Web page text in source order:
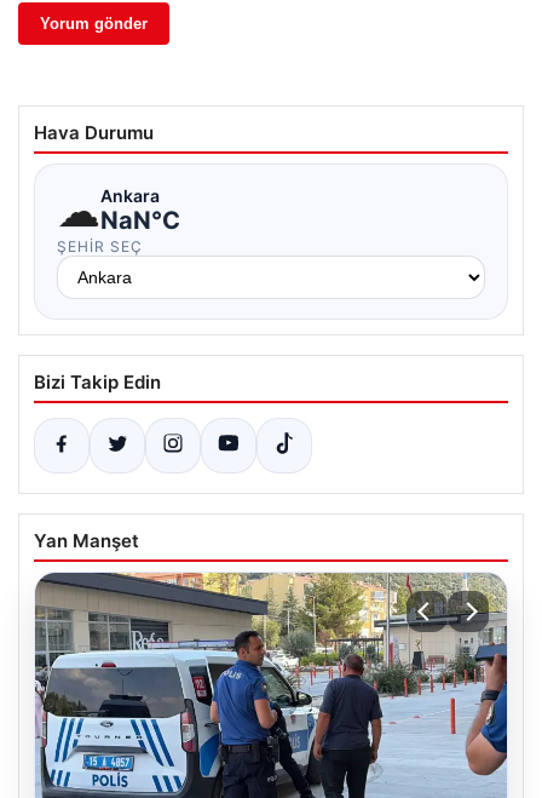
Hava Durumu
☁Ankara
NaN°C
ŞEHIR SEÇ
Bizi Takip Edin
Yan Manşet